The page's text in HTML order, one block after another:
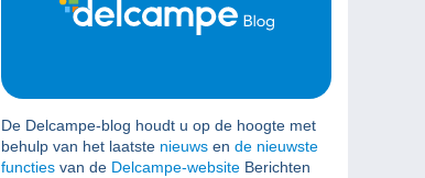
De Delcampe-blog houdt u op de hoogte met
behulp van het laatste nieuws en de nieuwste
functies van de Delcampe-website Berichten